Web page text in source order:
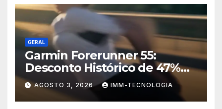
GERAL
Garmin Forerunner 55:
Desconto Histórico de 47%
no Smartwatch Essencial
para Corredores!
AGOSTO 3, 2026 IMM-TECNOLOGIA